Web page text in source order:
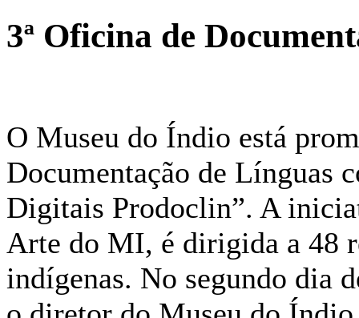
3ª Oficina de
O Museu do Índio está
Documentação de Línguas
Digitais Prodoclin”. A
Arte do MI, é dirigida a 48
indígenas. No segundo dia